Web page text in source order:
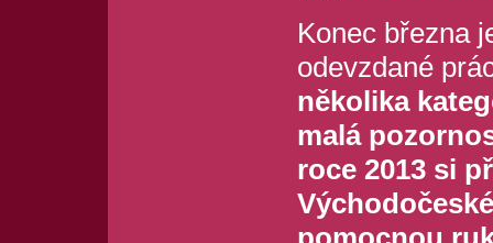
Konec března
odevzdané
několika
malá
roce 2013 si